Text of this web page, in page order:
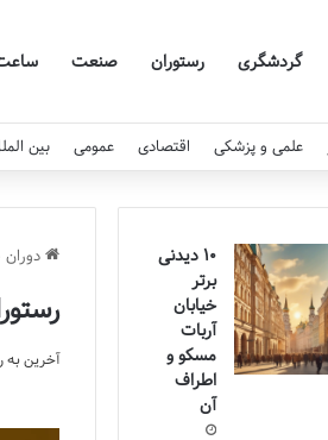
گردشگری رستوران صنعت
علمی و پزشکی اقتصادی عمومی بین
دوران
آخرین به روز
۱۰ دیدنی
برتر
خیابان
آربات
مسکو و
اطراف
آن